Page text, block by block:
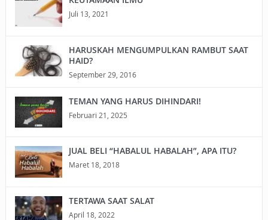
Juli 13, 2021
HARUSKAH MENGUMPULKAN RAMBUT SAAT
HAID?
September 29, 2016
TEMAN YANG HARUS DIHINDARI!
Februari 21, 2025
JUAL BELI “HABALUL HABALAH”, APA ITU?
Maret 18, 2018
TERTAWA SAAT SALAT
April 18, 2022